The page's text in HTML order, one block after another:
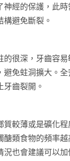
神經的保護，此
避免斷裂。
的很深，牙齒容
避免蛀洞擴大。
牙齒裂開。
質較薄或是礦化
醣類食物的頻率
況也會建議可以